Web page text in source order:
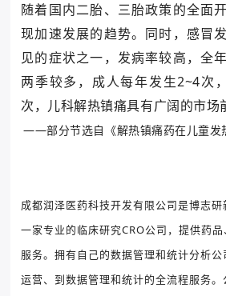
随着国内二胎、三胎政策的全面
现加速发展的趋势。同时，感冒
见的症状之一，发病率较高，全
两季较多，成人每年发生2~4次
次，儿科解热镇痛具有广阔的市场
——部分节选自《解热镇痛药在儿童发
成都润泽医药科技开发有限公司是博志
一家专业的临床研究CRO公司，提供药
服务。拥有自己的数据管理和统计分析
运营、到数据管理和统计的全流程服务。